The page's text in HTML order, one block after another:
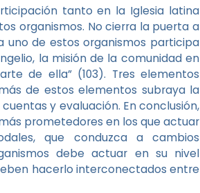
tanto en la Iglesia latina
organismos. No cierra la puerta a
uno de estos organismos participa
la misión de la comunidad en
de ella” (103). Tres elementos
de estos elementos subraya la
y evaluación. En conclusión,
prometedores en los que actuar
que conduzca a cambios
debe actuar en su nivel
hacerlo interconectados entre